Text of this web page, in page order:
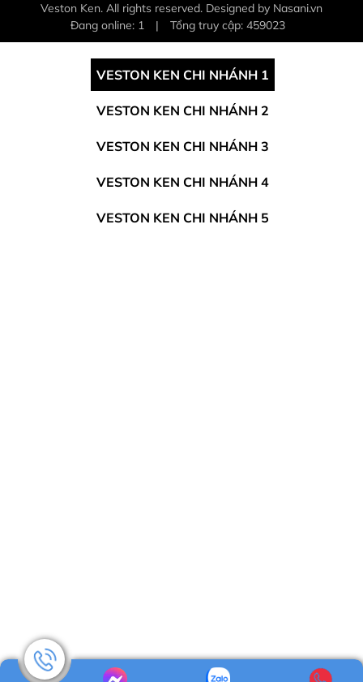
Veston Ken. All rights reserved. Designed by Nasani.vn
Đang online: 1
| Tổng truy cập: 459023
VESTON KEN CHI NHÁNH 1
VESTON KEN CHI NHÁNH 2
VESTON KEN CHI NHÁNH 3
VESTON KEN CHI NHÁNH 4
VESTON KEN CHI NHÁNH 5